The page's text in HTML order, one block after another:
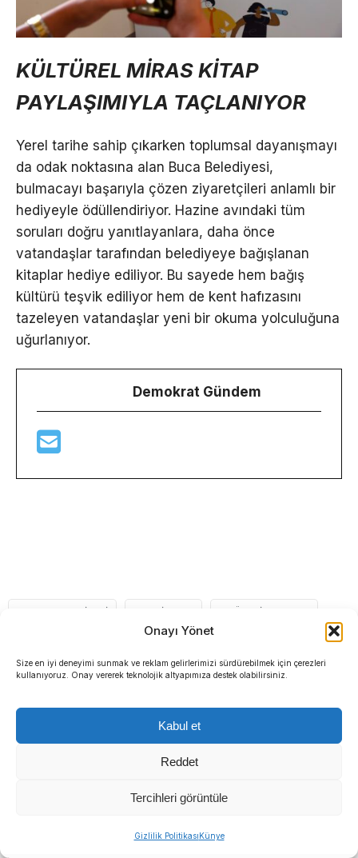
Onayı Yönet
Size en iyi deneyimi sunmak ve reklam gelirlerimizi sürdürebilmek için çerezleri
kullanıyoruz. Onay vererek teknolojik altyapımıza destek olabilirsiniz.
Kabul et
Reddet
Tercihleri görüntüle
Gizlilik PolitikasıKünye
KÜLTÜREL MİRAS KİTAP
PAYLAŞIMIYLA TAÇLANIYOR
Yerel tarihe sahip çıkarken toplumsal dayanışmayı
da odak noktasına alan Buca Belediyesi,
bulmacayı başarıyla çözen ziyaretçileri anlamlı bir
hediyeyle ödüllendiriyor. Hazine avındaki tüm
soruları doğru yanıtlayanlara, daha önce
vatandaşlar tarafından belediyeye bağışlanan
kitaplar hediye ediliyor. Bu sayede hem bağış
kültürü teşvik ediliyor hem de kent hafızasını
tazeleyen vatandaşlar yeni bir okuma yolculuğuna
uğurlanıyor.
Demokrat Gündem
BUCA BELEDIYESI HAZINE AVI HÜSEYIN BENZER
ZIYARETÇI
İLGİNİZİ ÇEKEBİLİR